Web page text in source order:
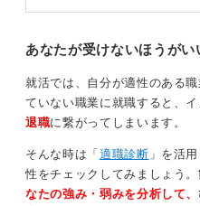
す。
だからといって資格がない
ではありません。
前提として、多くの企業は
ととらえているため、ど
成長角度を想像できるよう
度が高いです。
あなたが受けないほうがい
就活では、自分が適性のある
ていない職業に就職すると、
退職に繋がってしまいます。
そんな時は「 適職診断 」を活
性をチェックしてみましょう。
なたの強み・弱みを分析して、